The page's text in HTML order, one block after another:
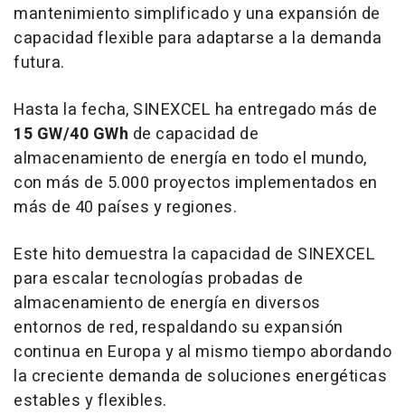
mantenimiento simplificado y una expansión de
capacidad flexible para adaptarse a la demanda
futura.
Hasta la fecha, SINEXCEL ha entregado más de
15 GW/40 GWh de capacidad de
almacenamiento de energía en todo el mundo,
con más de 5.000 proyectos implementados en
más de 40 países y regiones.
Este hito demuestra la capacidad de SINEXCEL
para escalar tecnologías probadas de
almacenamiento de energía en diversos
entornos de red, respaldando su expansión
continua en Europa y al mismo tiempo abordando
la creciente demanda de soluciones energéticas
estables y flexibles.